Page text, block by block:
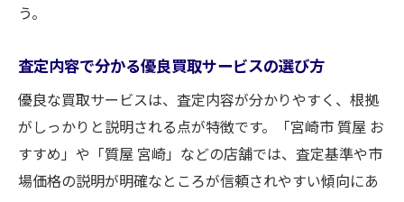
う。
査定内容で分かる優良買取サービスの選び方
優良な買取サービスは、査定内容が分かりやすく、根拠
がしっかりと説明される点が特徴です。「宮崎市 質屋 お
すすめ」や「質屋 宮崎」などの店舗では、査定基準や市
場価格の説明が明確なところが信頼されやすい傾向にあ